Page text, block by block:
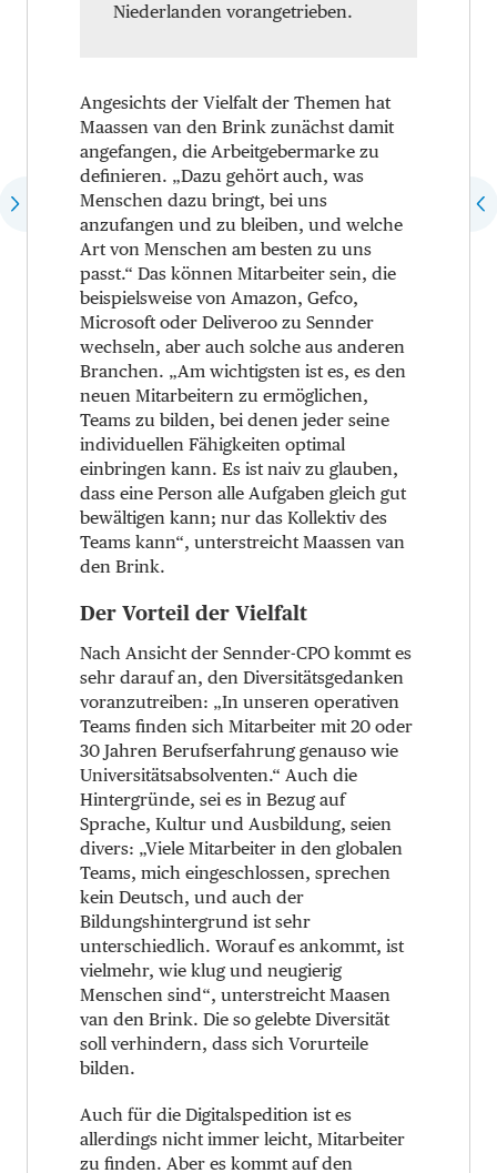
Niederlanden vorangetrieben.
Angesichts der Vielfalt der Themen hat
Maassen van den Brink zunächst damit
angefangen, die Arbeitgebermarke zu
definieren. „Dazu gehört auch, was
Menschen dazu bringt, bei uns
anzufangen und zu bleiben, und welche
Art von Menschen am besten zu uns
passt.“ Das können Mitarbeiter sein, die
beispielsweise von Amazon, Gefco,
Microsoft oder Deliveroo zu Sennder
wechseln, aber auch solche aus anderen
Branchen. „Am wichtigsten ist es, es den
neuen Mitarbeitern zu ermöglichen,
Teams zu bilden, bei denen jeder seine
individuellen Fähigkeiten optimal
einbringen kann. Es ist naiv zu glauben,
dass eine Person alle Aufgaben gleich gut
bewältigen kann; nur das Kollektiv des
Teams kann“, unterstreicht Maassen van
den Brink.
Der Vorteil der Vielfalt
Nach Ansicht der Sennder-CPO kommt es
sehr darauf an, den Diversitätsgedanken
voranzutreiben: „In unseren operativen
Teams finden sich Mitarbeiter mit 20 oder
30 Jahren Berufserfahrung genauso wie
Universitätsabsolventen.“ Auch die
Hintergründe, sei es in Bezug auf
Sprache, Kultur und Ausbildung, seien
divers: „Viele Mitarbeiter in den globalen
Teams, mich eingeschlossen, sprechen
kein Deutsch, und auch der
Bildungshintergrund ist sehr
unterschiedlich. Worauf es ankommt, ist
vielmehr, wie klug und neugierig
Menschen sind“, unterstreicht Maasen
van den Brink. Die so gelebte Diversität
soll verhindern, dass sich Vorurteile
bilden.
Auch für die Digitalspedition ist es
allerdings nicht immer leicht, Mitarbeiter
zu finden. Aber es kommt auf den